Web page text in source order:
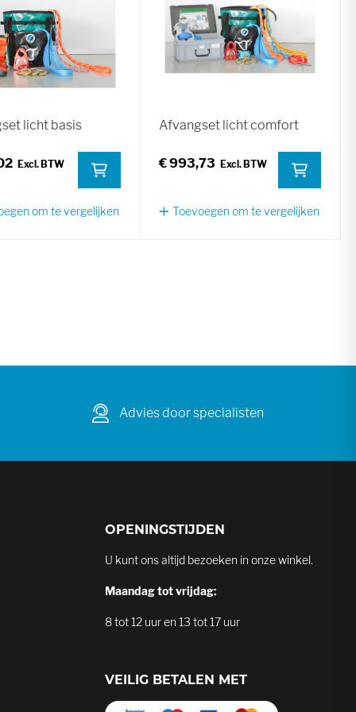
licht basis
om te vergelijken
Afvangset licht comfort
€ 993,73
Toevoegen om te vergelijken
Advies door specialisten
OPENINGSTIJDEN
U kunt ons altijd bezoeken in onze winkel.
Maandag tot vrijdag:
8 tot 12 uur en 13 tot 17 uur
VEILIG BETALEN MET